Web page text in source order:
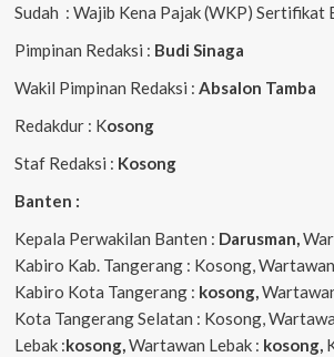
Sudah : Wajib Kena Pajak (WKP) Sertifikat
Pimpinan Redaksi : Budi Sinaga
Wakil Pimpinan Redaksi : Absalon Tamba
Redakdur : Kosong
Staf Redaksi : Kosong
Banten :
Kepala Perwakilan Banten : Darusman,
Kabiro Kab. Tangerang : Kosong,
Kabiro Kota Tangerang : kosong,
Kota Tangerang Selatan : Kosong,
Lebak :kosong,Wartawan Lebak : kosong,